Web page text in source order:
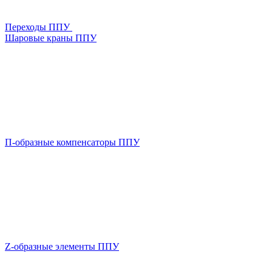
Переходы ППУ
Шаровые краны ППУ
П-образные компенсаторы ППУ
Z-образные элементы ППУ